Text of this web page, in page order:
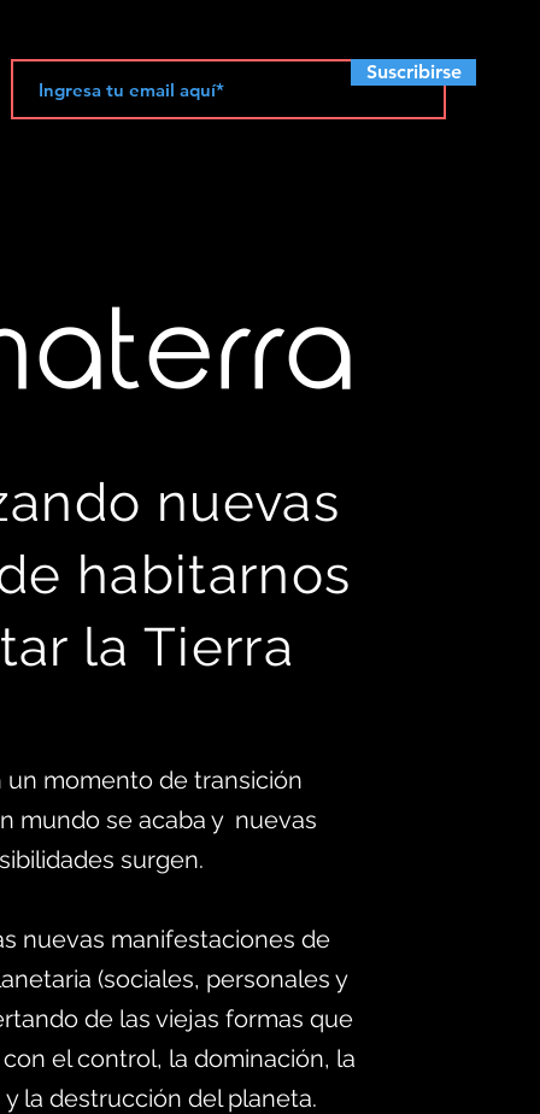
Suscribirse
nuevas
e habitarnos
la Tierra
un momento de transición
mundo se acaba y nuevas
surgen.
nuevas manifestaciones de
(sociales, personales y
de las viejas formas que
el control, la dominación, la
la destrucción del planeta.